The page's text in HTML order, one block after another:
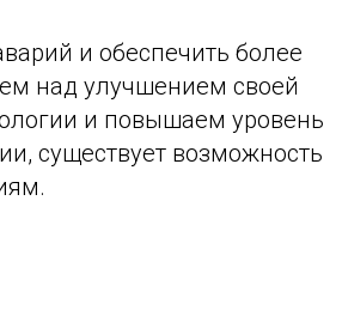
и обеспечить более
над улучшением своей
и повышаем уровень
существует возможность